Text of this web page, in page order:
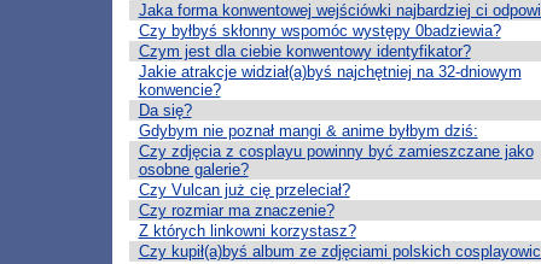
Jaka forma konwentowej wejściówki najbardziej ci
Czy byłbyś skłonny wspomóc występy 0badziewia?
Czym jest dla ciebie konwentowy identyfikator?
Jakie atrakcje widział(a)byś najchętniej na 32-dniowym
konwencie?
Da się?
Gdybym nie poznał mangi & anime byłbym dziś:
Czy zdjęcia z cosplayu powinny być zamieszczane jako
osobne galerie?
Czy Vulcan już cię przeleciał?
Czy rozmiar ma znaczenie?
Z których linkowni korzystasz?
Czy kupił(a)byś album ze zdjęciami polskich